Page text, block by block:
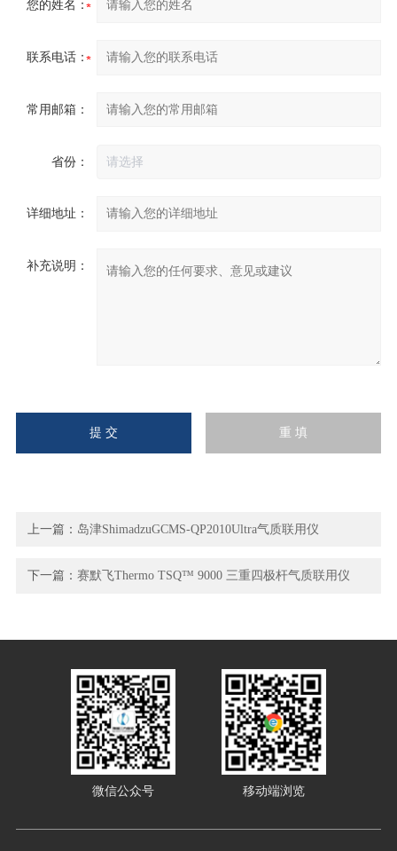
您的姓名：
联系电话：
常用邮箱：
省份：
详细地址：
补充说明：
上一篇： 岛津ShimadzuGCMS-QP2010Ultra气质联用仪
下一篇：赛默飞Thermo TSQ™ 9000 三重四极杆气质联用仪
微信公众号 移动端浏览